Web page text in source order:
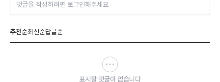
댓글을 작성하려면 로그인해주세요
추천순최신순답글순
표시할 댓글이 없습니다